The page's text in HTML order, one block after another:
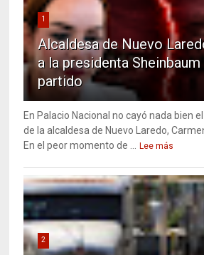
1
Alcaldesa de Nuevo
a la presidenta Sheinbaum
partido
En Palacio Nacional no cayó nada bien
de la alcaldesa de Nuevo Laredo,
En el peor momento de ...
Lee más
2